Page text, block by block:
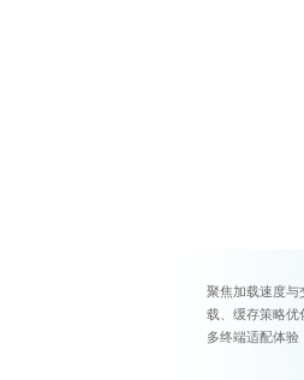
聚焦加载速度与
载、缓存策略优
多终端适配体验